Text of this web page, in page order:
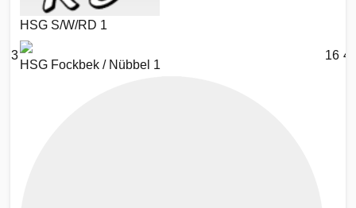
HSG S/W/RD 1
3
HSG Fockbek / Nübbel 1
16